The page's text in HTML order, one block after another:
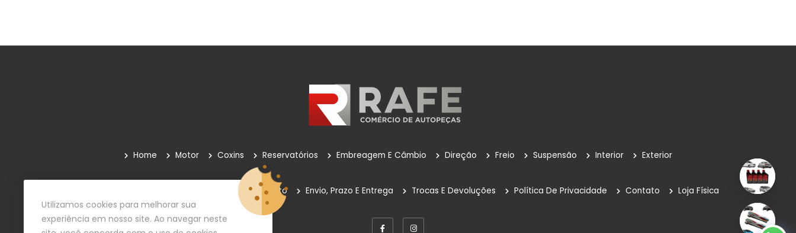
Home Motor Coxins Reservatórios Embreagem E Câmbio Direção Freio Suspensão Interior Exterior
Pagamento Envio, Prazo E Entrega Trocas E Devoluções Política De Privacidade Contato Loja Física
Utilizamos cookies para melhorar sua
experiência em nosso site. Ao navegar neste